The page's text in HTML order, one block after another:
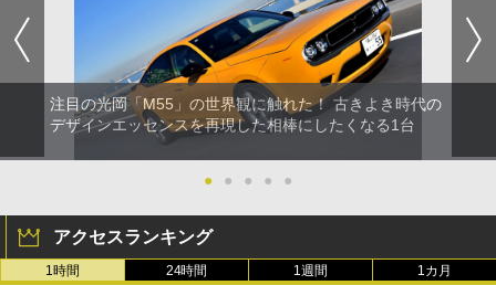
注目の光岡「M55」の世界観に触れた！ 古きよき時代の
デザインエッセンスを再現した相棒にしたくなる1台
● ● ● ● ●
アクセスランキング
1時間 24時間 1週間 1カ月